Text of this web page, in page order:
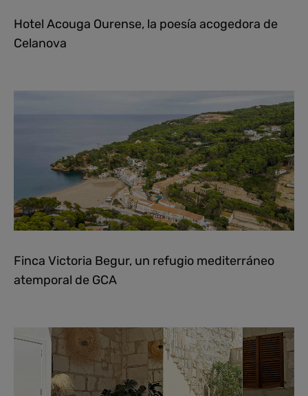
Hotel Acouga Ourense, la poesía acogedora de
Celanova
Finca Victoria Begur, un refugio mediterráneo
atemporal de GCA